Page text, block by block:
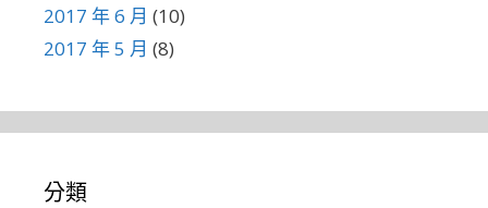
2017 年 6 月 (10)
2017 年 5 月 (8)
分類